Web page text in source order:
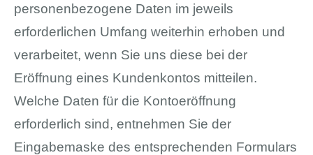
personenbezogene Daten im jeweils
erforderlichen Umfang weiterhin erhoben und
verarbeitet, wenn Sie uns diese bei der
Eröffnung eines Kundenkontos mitteilen.
Welche Daten für die Kontoeröffnung
erforderlich sind, entnehmen Sie der
Eingabemaske des entsprechenden Formulars